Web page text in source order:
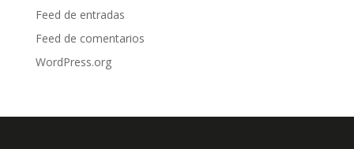
Feed de entradas
Feed de comentarios
WordPress.org